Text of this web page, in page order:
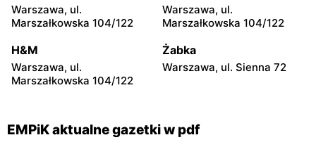
EMPiK EMPiK
A
EMPiK EMPiK
Warszawa, ul.
Marszałkowska 104/122
Warszawa, ul.
Marszałkowska 104/122
H&M
Warszawa, ul.
Marszałkowska 104/122
Żabka
Warszawa, ul. Sienna 72
EMPiK aktualne gazetki w pdf